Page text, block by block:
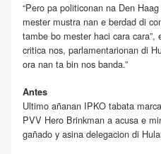
“Pero pa politiconan na Den
mester mustra nan e berdad di
tambe bo mester haci cara
critica nos, parlamentarionan di
ora nan ta bin nos banda.”
Antes
Ultimo añanan IPKO tabata
PVV Hero Brinkman a acusa e
gañado y asina delegacion di